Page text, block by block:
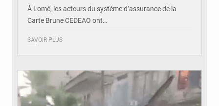
À Lomé, les acteurs du système d’assurance de la
Carte Brune CEDEAO ont…
SAVOIR PLUS